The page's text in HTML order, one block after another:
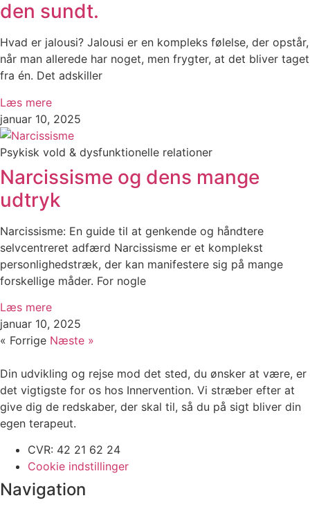
den sundt.
Hvad er jalousi? Jalousi er en kompleks følelse, der opstår,
når man allerede har noget, men frygter, at det bliver taget
fra én. Det adskiller
Læs mere
januar 10, 2025
Psykisk vold & dysfunktionelle relationer
Narcissisme og dens mange
udtryk
Narcissisme: En guide til at genkende og håndtere
selvcentreret adfærd Narcissisme er et komplekst
personlighedstræk, der kan manifestere sig på mange
forskellige måder. For nogle
Læs mere
januar 10, 2025
« Forrige Næste »
Din udvikling og rejse mod det sted, du ønsker at være, er
det vigtigste for os hos Innervention. Vi stræber efter at
give dig de redskaber, der skal til, så du på sigt bliver din
egen terapeut.
CVR: 42 21 62 24
Cookie indstillinger
Navigation